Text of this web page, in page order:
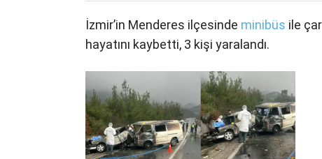
İzmir’in Menderes ilçesinde minibüs ile
hayatını kaybetti, 3 kişi yaralandı.